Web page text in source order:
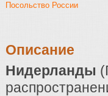
Посольство России
Описание
Нидерланды